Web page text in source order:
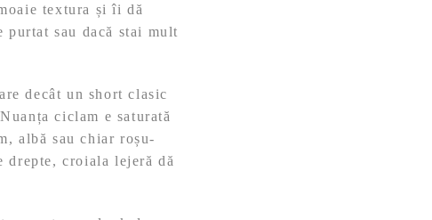
textura și îi dă
purtat sau dacă stai mult
decât un short clasic
ciclam e saturată
albă sau chiar roșu-
drepte, croiala lejeră dă